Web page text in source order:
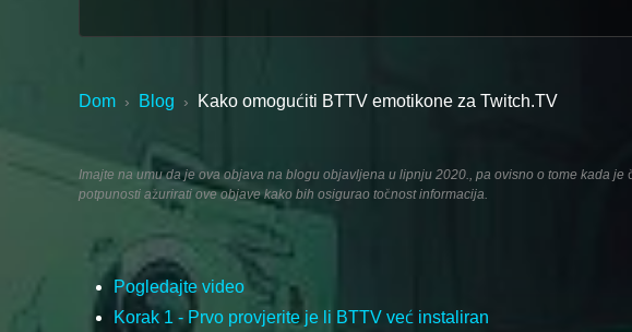
Dom › Blog › Kako omogućiti BTTV emotikone za Twitch.TV
Imajte na umu da je ova objava na blogu objavljena u lipnju 2020., pa ovisno o tome kada
potpunosti ažurirati ove objave kako bih osigurao točnost informacija.
Pogledajte video
Korak 1 - Prvo provjerite je li BTTV već instaliran